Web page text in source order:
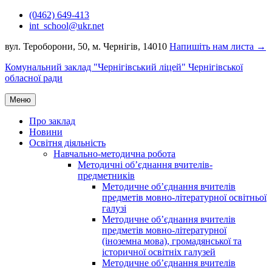
Перейти(0462) 649-413
int_school@ukr.net
вул. Тероборони, 50, м. Чернігів, 14010 Напишіть нам листа →
Комунальний заклад "Чернігівський ліцей" Чернігівської
обласної ради
Меню
Про заклад
Новини
Освітня діяльність
Навчально-методична робота
Методичні об’єднання вчителів-
предметників
Методичне об’єднання вчителів
предметів мовно-літературної освітньої
галузі
Методичне об’єднання вчителів
предметів мовно-літературної
(іноземна мова), громадянської та
історичної освітніх галузей
Методичне об’єднання вчителів